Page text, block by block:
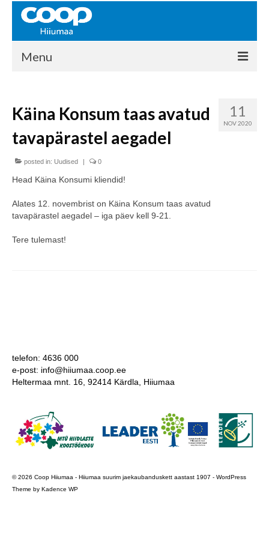
Menu
Kontakt
Liikmed
Ajalugu
EHITUSKESKUS
KAUBAMAJA
HIIUMAA KÖÖK JA PAGAR
MEIE PANUS
11
NOV 2020
Käina Konsum taas avatud
tavapärastel aegadel
posted in: Uudised | 0
Head Käina Konsumi kliendid!
Alates 12. novembrist on Käina Konsum taas avatud
tavapärastel aegadel – iga päev kell 9-21.
Tere tulemast!
telefon: 4636 000
e-post: info@hiiumaa.coop.ee
Heltermaa mnt. 16, 92414 Kärdla, Hiiumaa
© 2026 Coop Hiiumaa - Hiiumaa suurim jaekaubanduskett aastast 1907 - WordPress
Theme by Kadence WP